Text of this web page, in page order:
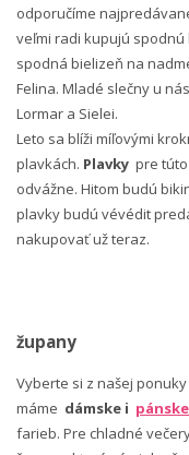
odporučíme
veľmi radi kupujú
spodná bielizeň na
Felina. Mladé slečny u
Lormar a Sielei.
Leto sa blíži míľovými
plavkách. Plavky pre
odvážne. Hitom budú
plavky budú vévédit
nakupovať už teraz.
župany
Vyberte si z našej
máme dámske i
farieb. Pre chladné